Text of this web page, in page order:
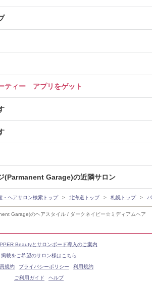
Garage)のヘアスタイル / ダークネイビー☆ミディアムヘア
ティー アプリをゲット
(Parmanent Garage)の近隣サロン
・ヘアサロン検索トップ 北海道トップ 札幌トップ
Beautyとサロンボード導入のご案内
掲載をご希望のサロン様はこちら
規約
プライバシーポリシー
利用規約
ご利用ガイド
ヘルプ